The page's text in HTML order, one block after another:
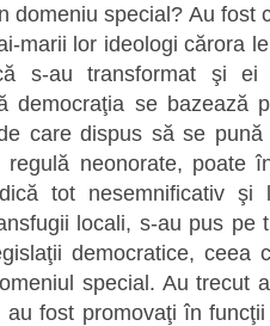
domeniu special? Au fost
marii lor ideologi cărora
s-au transformat şi
democraţia se bazează
care dispus să se
regulă neonorate, poate
tot nesemnificativ şi
locali, s-au pus pe
democratice, ceea
special. Au trecut
fost promovaţi în